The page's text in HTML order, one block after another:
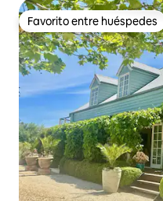
Favorito entre huéspedes
Favorito entre huéspedes